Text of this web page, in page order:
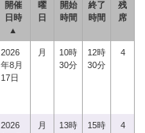
開催
日時
▲
曜
日
開始
時間
終了
時間
残
席
2026
年8月
17日
月
10時
30分
12時
30分
4
2026
月
13時
15時
4